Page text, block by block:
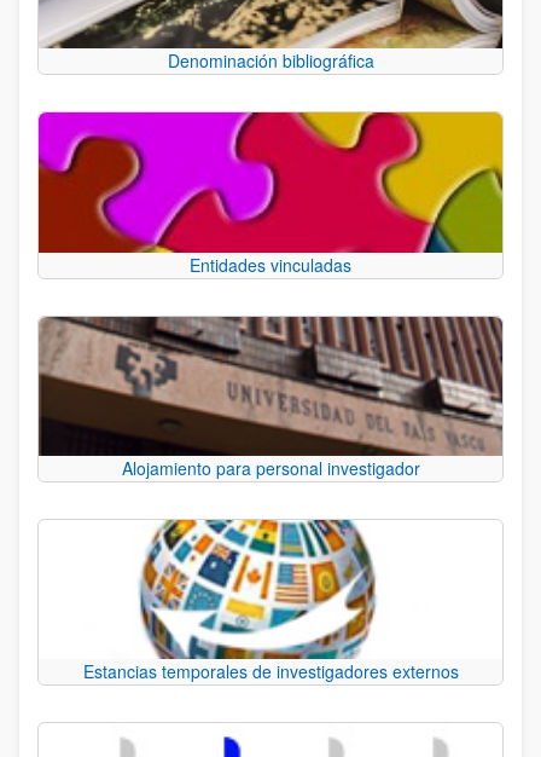
Denominación bibliográfica
Entidades vinculadas
Alojamiento para personal investigador
Estancias temporales de investigadores externos